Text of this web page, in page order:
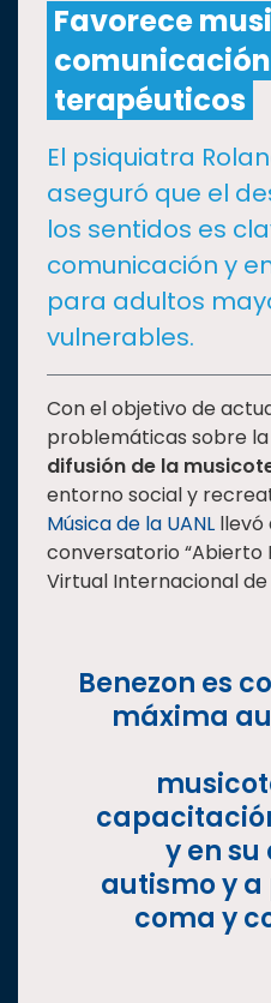
CULTURA
DEPORTES
I+D+IEXPERTOS
SALUD
SUSTENTABILIDAD
TEMAS
Oferta
educativa
Estudiantes
Internacionalización
Universiada
Favorece
terapéuticos
El psiquiatra
aseguró que el
los sentidos es
comunicación y
para adultos
vulnerables.
Con el objetivo de
problemáticas sobre la
difusión de la
entorno social y
Música de la UANL llevó
conversatorio “Abierto
Virtual Internacional de
Benezon es
máxima
y en
autismo y
coma y